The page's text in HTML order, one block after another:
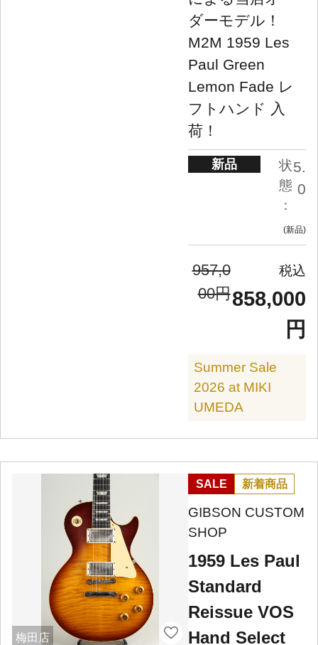
ダーモデル！
M2M 1959 Les
Paul Green
Lemon Fade レ
フトハンド 入
荷！
新品
状
態
：
5.
0
新品
957,0
00円858,000
円
Summer Sale
2026 at MIKI
UMEDA
梅田店
SALE 新着商品
GIBSON CUSTOM
SHOP
1959 Les Paul
Standard
Reissue VOS
Hand Select